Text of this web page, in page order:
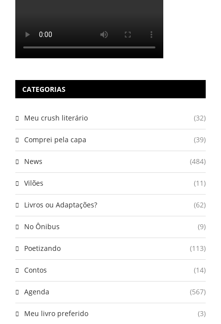
CATEGORIAS
Meu crush literário (32)
Comprei pela capa (39)
News (484)
Vilões (11)
Livros ou Adaptações? (62)
No Ônibus (9)
Poetizando (113)
Contos (14)
Agenda (567)
Meu livro preferido (3)